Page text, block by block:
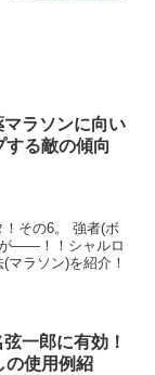
マラソンに向い
する敵の傾向
その6。 強者(ボ
が――！！シャルロ
ラソン)を紹介！
一郎に有効！
の使用例紹